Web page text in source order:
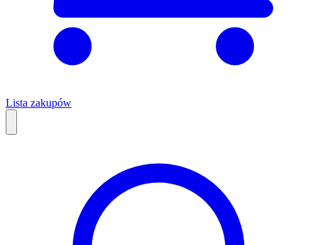
Lista zakupów